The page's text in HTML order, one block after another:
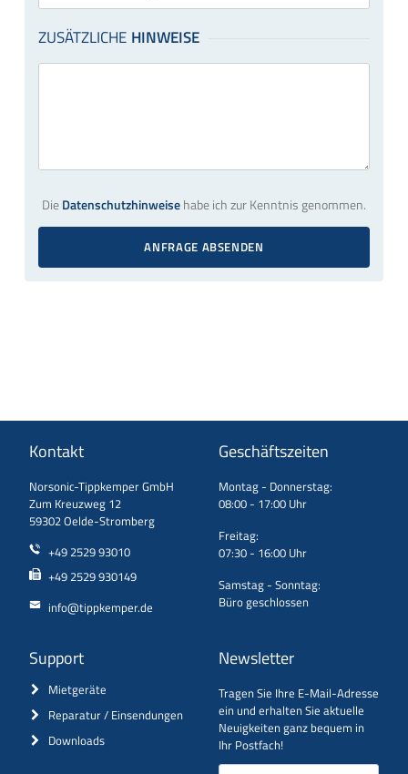
DieDatenschutzhinweisehabe ich zur Kenntnis genommen.
ANFRAGE ABSENDEN
Kontakt
Norsonic-Tippkemper GmbH
Zum Kreuzweg 12
59302 Oelde-Stromberg
+49 2529 93010
+49 2529 930149
info@tippkemper.de
Geschäftszeiten
Montag - Donnerstag:
08:00 - 17:00 Uhr
Freitag:
07:30 - 16:00 Uhr
Samstag - Sonntag:
Büro geschlossen
Support
Mietgeräte
Reparatur / Einsendungen
Downloads
Newsletter
Tragen Sie Ihre E-Mail-Adresse
ein und erhalten Sie aktuelle
Neuigkeiten ganz bequem in
Ihr Postfach!